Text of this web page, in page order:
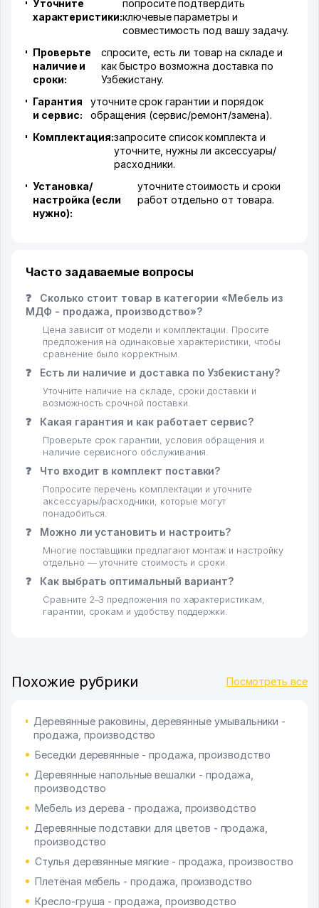
Уточните
характеристики:
попросите подтвердить
ключевые параметры и
совместимость под вашу задачу.
Проверьте
наличие и
сроки:
спросите, есть ли товар на складе и
как быстро возможна доставка по
Узбекистану.
Гарантия
и сервис:
уточните срок гарантии и порядок
обращения (сервис/ремонт/замена).
Комплектация:запросите список комплекта и
уточните, нужны ли аксессуары/
расходники.
Установка/
настройка (если
нужно):
уточните стоимость и сроки
работ отдельно от товара.
Часто задаваемые вопросы
❓
Сколько стоит товар в категории «Мебель из
МДФ - продажа, производство»?
Цена зависит от модели и комплектации. Просите
предложения на одинаковые характеристики, чтобы
сравнение было корректным.
❓ Есть ли наличие и доставка по Узбекистану?
Уточните наличие на складе, сроки доставки и
возможность срочной поставки.
❓ Какая гарантия и как работает сервис?
Проверьте срок гарантии, условия обращения и
наличие сервисного обслуживания.
❓ Что входит в комплект поставки?
Попросите перечень комплектации и уточните
аксессуары/расходники, которые могут
понадобиться.
❓ Можно ли установить и настроить?
Многие поставщики предлагают монтаж и настройку
отдельно — уточните стоимость и сроки.
❓ Как выбрать оптимальный вариант?
Сравните 2–3 предложения по характеристикам,
гарантии, срокам и удобству поддержки.
Похожие рубрики Посмотреть все
Деревянные раковины, деревянные умывальники -
продажа, производство
Беседки деревянные - продажа, производство
Деревянные напольные вешалки - продажа,
производство
Мебель из дерева - продажа, производство
Деревянные подставки для цветов - продажа,
производство
Стулья деревянные мягкие - продажа, произвоство
Плетёная мебель - продажа, производство
Кресло-груша - продажа, производство